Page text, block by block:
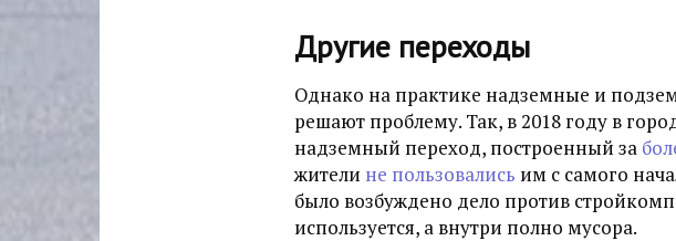
Другие переходы
Однако на практике надземные и
решают проблему. Так, в 2018 году в
надземный переход, построенный за
жители не пользовались им с самого
было возбуждено дело против
используется, а внутри полно мусора.